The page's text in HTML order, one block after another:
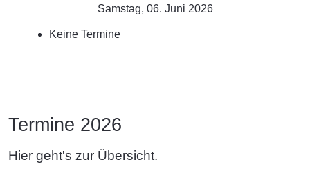
Samstag, 06. Juni 2026
Keine Termine
Termine 2026
Hier geht's zur Übersicht.